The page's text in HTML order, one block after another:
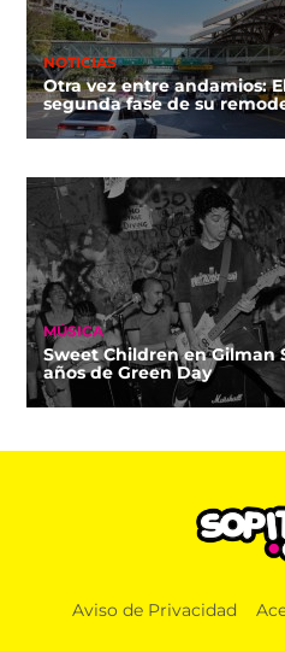
NOTICIAS
Otra vez entre andamios:
segunda fase de su
MÚSICA
Sweet Children en Gilman
años de Green Day
Aviso de Privacidad